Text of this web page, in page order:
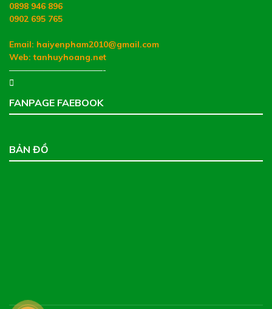
0898 946 896
0902 695 765
Email: haiyenpham2010@gmail.com
Web:tanhuyhoang.net
———————————-
FANPAGE FAEBOOK
BẢN ĐỒ